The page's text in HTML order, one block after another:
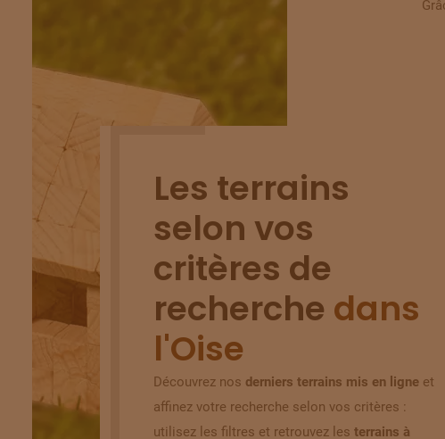
Les terrains
selon vos
critères de
recherche dans
l'Oise
Découvrez nos derniers terrains mis en ligne et
affinez votre recherche selon vos critères :
utilisez les filtres et retrouvez les terrains à